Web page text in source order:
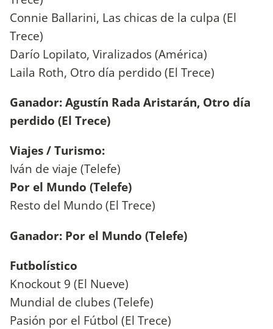
Connie Ballarini, Las chicas de la culpa (El
Trece)
Darío Lopilato, Viralizados (América)
Laila Roth, Otro día perdido (El Trece)
Ganador: Agustín Rada Aristarán, Otro día
perdido (El Trece)
Viajes / Turismo:
Iván de viaje (Telefe)
Por el Mundo (Telefe)
Resto del Mundo (El Trece)
Ganador: Por el Mundo (Telefe)
Futbolístico
Knockout 9 (El Nueve)
Mundial de clubes (Telefe)
Pasión por el Fútbol (El Trece)